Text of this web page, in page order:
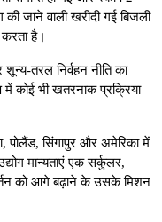
जाने वाली खरीदी गई बिजली
है।
तरल निर्वहन नीति का
में कोई भी खतरनाक प्रक्रिया
पोलैंड, सिंगापुर और अमेरिका में
मान्यताएं एक सर्कुलर,
को आगे बढ़ाने के उसके मिशन